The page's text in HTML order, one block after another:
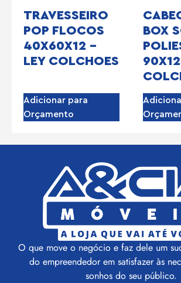
TRAVESSEIRO
POP FLOCOS
40X60X12 –
LEY COLCHOES
Adicionar para
Orçamento
BOX
O que move o negócio e faz dele um
do empreendedor em satisfazer às
sonhos do seu público.